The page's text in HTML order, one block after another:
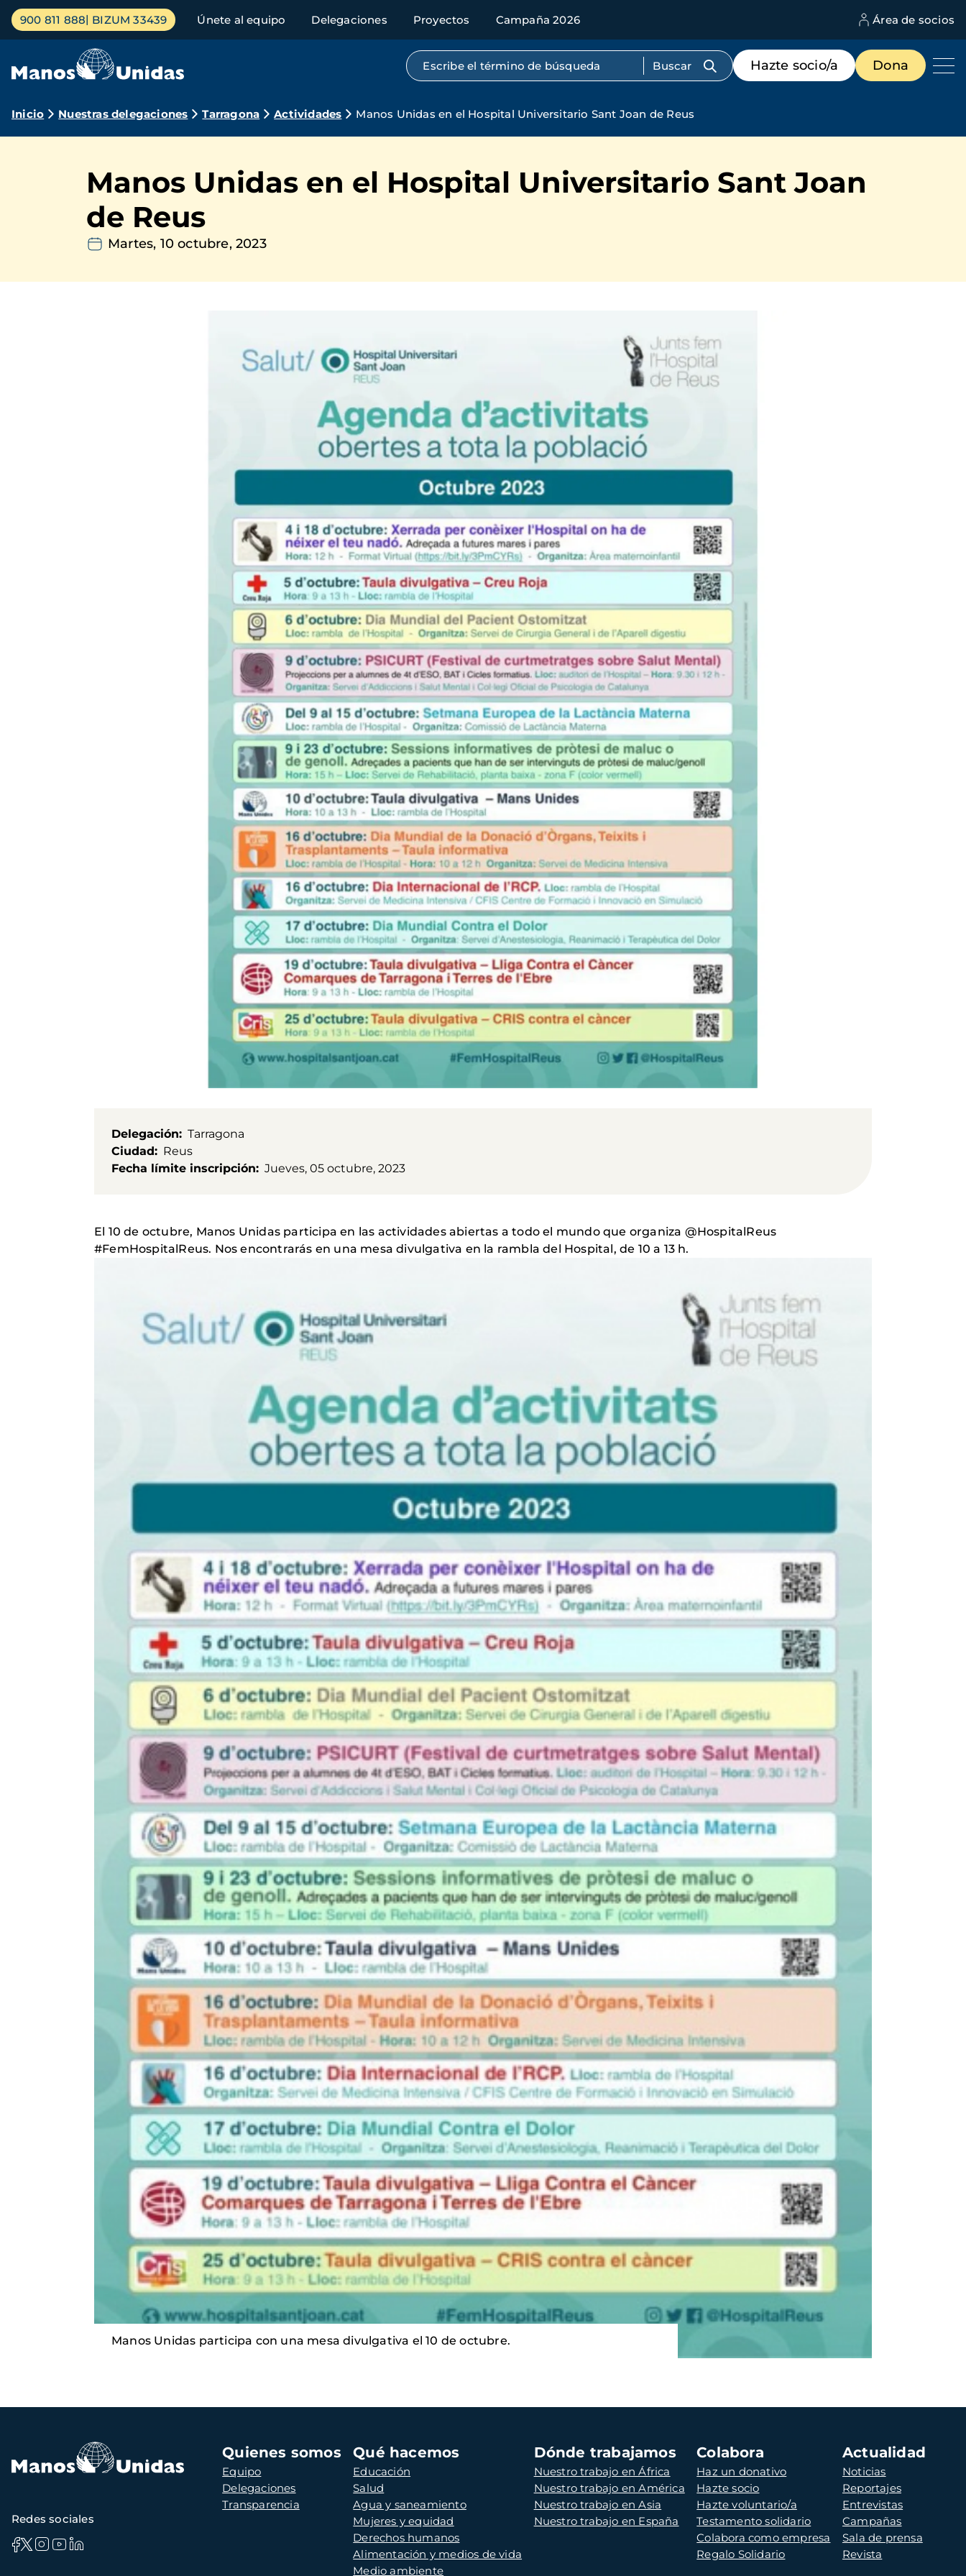
Pasar
contenido
Menú
principal
900 811 888 BIZUM 33439 Únete al equipo Delegaciones Proyectos Campaña 2026 Área de socios
Búsqueda por texto completo
Menú
de
destacados
Hazte socio/a Dona
Ruta
navegación
Inicio Nuestras delegaciones Tarragona Actividades Manos Unidas en el Hospital Universitario Sant Joan de Reus
Manos Unidas en el Hospital Universitario Sant Joan
de Reus
Martes, 10 octubre, 2023
Delegación
Tarragona
Ciudad
Reus
Fecha límite inscripción
Jueves, 05 octubre, 2023
El 10 de octubre, Manos Unidas participa en las actividades abiertas a todo el mundo que organiza @HospitalReus
#FemHospitalReus. Nos encontrarás en una mesa divulgativa en la rambla del Hospital, de 10 a 13 h.
Manos Unidas participa con una mesa divulgativa el 10 de octubre.
Navegación
principal
Quienes somos
Equipo
Delegaciones
Transparencia
Qué hacemos
Educación
Salud
Agua y saneamiento
Mujeres y equidad
Derechos humanos
Alimentación y medios de vida
Medio ambiente
Dónde trabajamos
Nuestro trabajo en África
Nuestro trabajo en América
Nuestro trabajo en Asia
Nuestro trabajo en España
Colabora
Haz un donativo
Hazte socio
Hazte voluntario/a
Testamento solidario
Colabora como empresa
Regalo Solidario
Actualidad
Noticias
Reportajes
Entrevistas
Campañas
Sala de prensa
Revista
Redes sociales